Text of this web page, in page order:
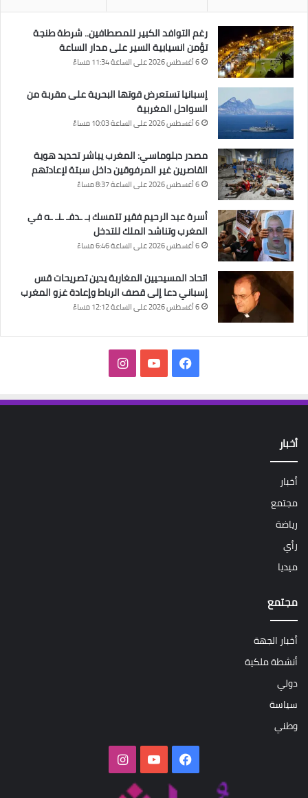
رغم التوافد الكبير للمصطافين.. شرطة طنجة
تؤمن انسيابية السير على مدار الساعة
6 أغسطس 2026 على الساعة 11:34 مساءً
إسبانيا تستعرض قوتها البحرية على مقربة من
السواحل المغربية
6 أغسطس 2026 على الساعة 10:03 مساءً
مصدر دبلوماسي: المغرب يباشر تحديد هوية
القاصرين غير المرفوقين داخل سبتة لإعادتهم
6 أغسطس 2026 على الساعة 8:37 مساءً
أسرة عبد الرحيم فقير تتمسك بـ ـدفـ ـنـ ـه في
المغرب وتناشد الملك للتدخل
6 أغسطس 2026 على الساعة 6:46 مساءً
اتحاد المسيحيين المغاربة يدين تصريحات قس
إسباني دعا إلى قصف الرباط وإعادة غزو المغرب
6 أغسطس 2026 على الساعة 12:12 مساءً
فيسبوك‫YouTubeانستقرام
أخبار
أخبار
مجتمع
رياضة
رأي
ميديا
مجتمع
أخبار الجهة
أنشطة ملكية
دولي
سياسة
وطني
فيسبوك‫YouTubeانستقرام